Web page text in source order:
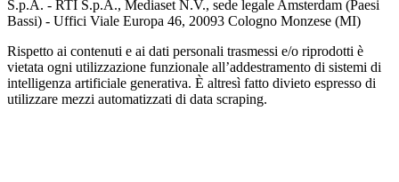
S.p.A. - RTI S.p.A., Mediaset N.V., sede legale Amsterdam (Paesi
Bassi) - Uffici Viale Europa 46, 20093 Cologno Monzese (MI)
Rispetto ai contenuti e ai dati personali trasmessi e/o riprodotti è
vietata ogni utilizzazione funzionale all’addestramento di sistemi di
intelligenza artificiale generativa. È altresì fatto divieto espresso di
utilizzare mezzi automatizzati di data scraping.